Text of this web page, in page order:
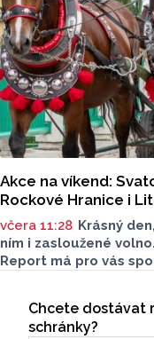
Akce na víkend:
Rockové Hranice i
včera 11:28 Krásný
ním i zasloužené
Report má pro vás
Odběr
Chcete dostávat
schránky?